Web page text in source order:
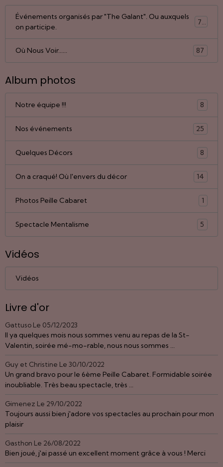
Événements organisés par "The Galant". Ou auxquels
on participe.
77
Où Nous Voir...... 87
Album photos
Notre équipe !!! 8
Nos événements 25
Quelques Décors 8
On a craqué! Où l'envers du décor 14
Photos Peille Cabaret 1
Spectacle Mentalisme 5
Vidéos
Vidéos
Livre d'or
Gattuso Le 05/12/2023
Il ya quelques mois nous sommes venu au repas de la St-
Valentin, soirée mé-mo-rable, nous nous sommes ...
Guy et Christine Le 30/10/2022
Un grand bravo pour le 6ème Peille Cabaret. Formidable soirée
inoubliable. Très beau spectacle, très ...
Gimenez Le 29/10/2022
Toujours aussi bien j'adore vos spectacles au prochain pour mon
plaisir
Gasthon Le 26/08/2022
Bien joué, j'ai passé un excellent moment grâce à vous ! Merci